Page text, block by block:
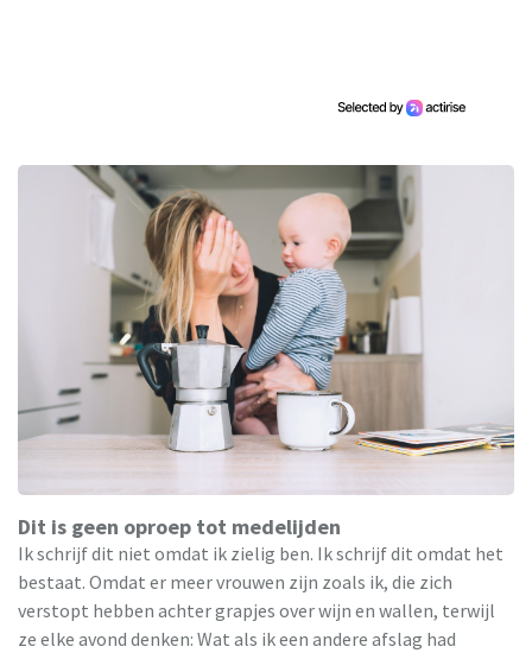
Dit is geen oproep tot medelijden
Ik schrijf dit niet omdat ik zielig ben. Ik schrijf dit omdat het
bestaat. Omdat er meer vrouwen zijn zoals ik, die zich
verstopt hebben achter grapjes over wijn en wallen, terwijl
ze elke avond denken: Wat als ik een andere afslag had